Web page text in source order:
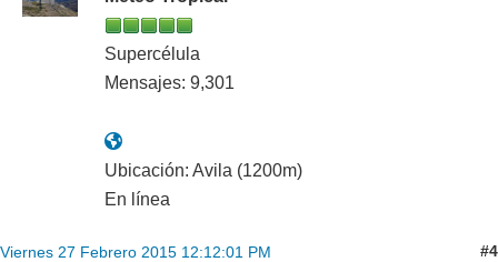
Supercélula
Mensajes: 9,301
Ubicación: Avila (1200m)
En línea
Viernes 27 Febrero 2015 12:12:01 PM #4